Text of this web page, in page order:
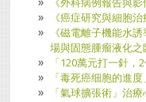
《癌症研究與細胞
《磁電離子機能水
場與固態腫瘤液化之
「120萬元打一針，
「毒死癌细胞的進
「氣球擴張術」治